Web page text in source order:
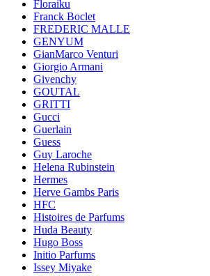
Floraiku
Franck Boclet
FREDERIC MALLE
GENYUM
GianMarco Venturi
Giorgio Armani
Givenchy
GOUTAL
GRITTI
Gucci
Guerlain
Guess
Guy Laroche
Helena Rubinstein
Hermes
Herve Gambs Paris
HFC
Histoires de Parfums
Huda Beauty
Hugo Boss
Initio Parfums
Issey Miyake